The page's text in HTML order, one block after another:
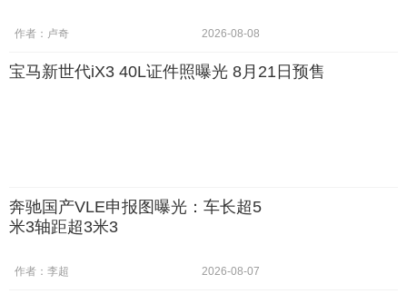
作者：卢奇 2026-08-08
宝马新世代iX3 40L证件照曝光 8月21日预售
奔驰国产VLE申报图曝光：车长超5
米3轴距超3米3
作者：李超 2026-08-07